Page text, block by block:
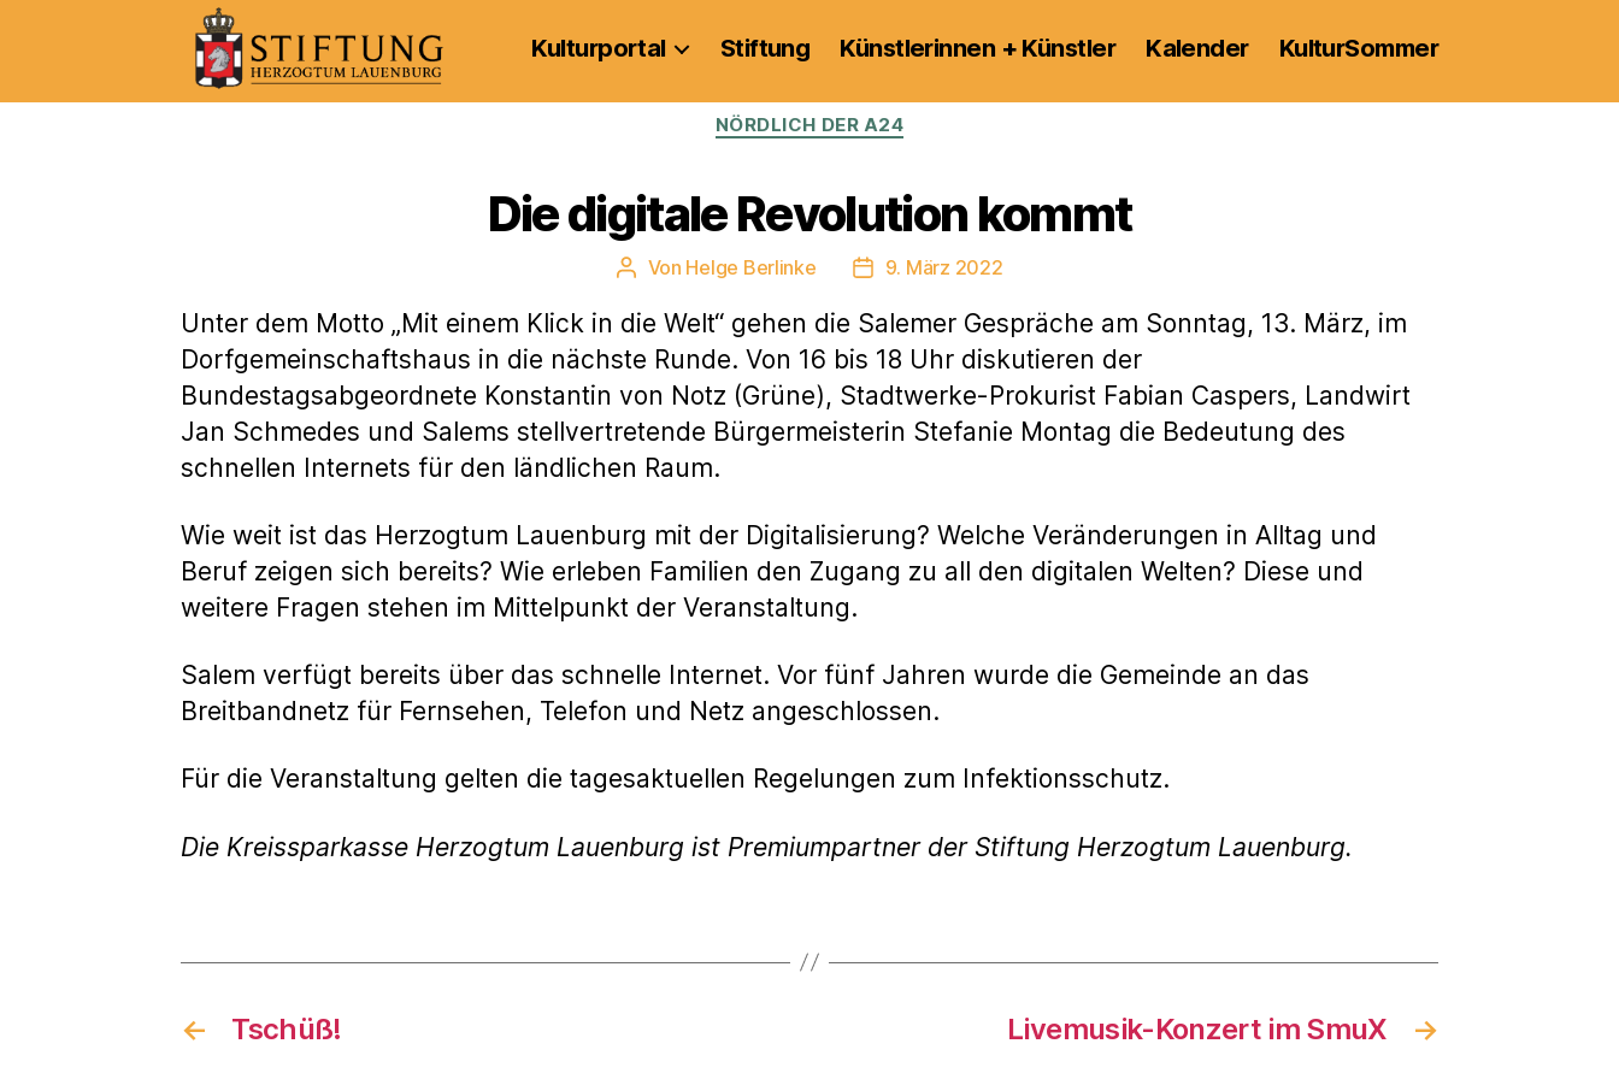
Kulturportal
Kulturportal Stiftung Künstlerinnen + Künstler Kalender KulturSommer
Kategorien
NÖRDLICH DER A24
Die digitale Revolution kommt
Beitragsautor
Von Helge Berlinke Veröffentlichungsdatum
9. März 2022
Unter dem Motto „Mit einem Klick in die Welt“ gehen die Salemer Gespräche am Sonntag, 13. März, im
Dorfgemeinschaftshaus in die nächste Runde. Von 16 bis 18 Uhr diskutieren der
Bundestagsabgeordnete Konstantin von Notz (Grüne), Stadtwerke-Prokurist Fabian Caspers, Landwirt
Jan Schmedes und Salems stellvertretende Bürgermeisterin Stefanie Montag die Bedeutung des
schnellen Internets für den ländlichen Raum.
Wie weit ist das Herzogtum Lauenburg mit der Digitalisierung? Welche Veränderungen in Alltag und
Beruf zeigen sich bereits? Wie erleben Familien den Zugang zu all den digitalen Welten? Diese und
weitere Fragen stehen im Mittelpunkt der Veranstaltung.
Salem verfügt bereits über das schnelle Internet. Vor fünf Jahren wurde die Gemeinde an das
Breitbandnetz für Fernsehen, Telefon und Netz angeschlossen.
Für die Veranstaltung gelten die tagesaktuellen Regelungen zum Infektionsschutz.
Die Kreissparkasse Herzogtum Lauenburg ist Premiumpartner der Stiftung Herzogtum Lauenburg.
← Tschüß! →
Livemusik-Konzert im SmuX